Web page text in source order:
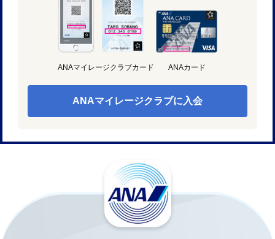
ANAマイレージクラブカード ANAカード
ANAマイレージクラブに入会